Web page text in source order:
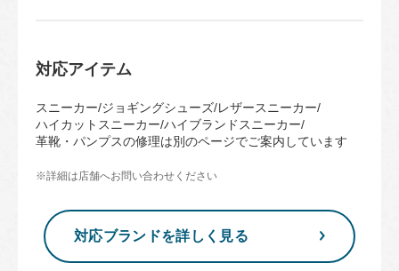
対応アイテム
スニーカー ジョギングシューズ レザースニーカー
ハイカットスニーカー ハイブランドスニーカー
革靴・パンプスの修理は別のページでご案内しています
※詳細は店舗へお問い合わせください
対応ブランドを詳しく見る